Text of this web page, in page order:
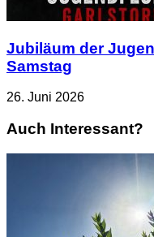
Jubiläum der
Samstag
26. Juni 2026
Auch Interessant?